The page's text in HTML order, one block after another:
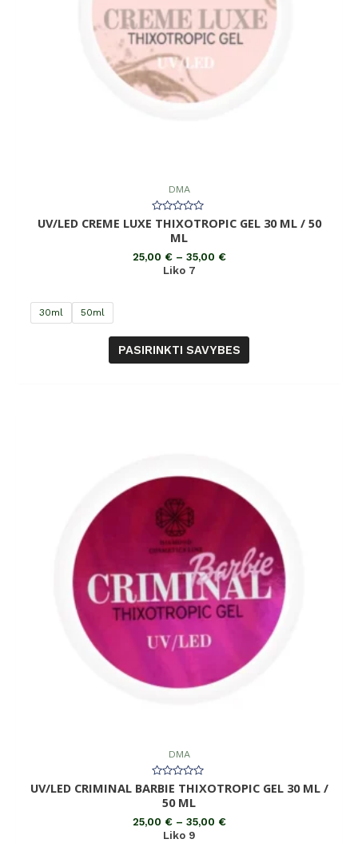
DMA
Įvertinimas:
0
UV/LED CREME LUXE THIXOTROPIC GEL 30 ML / 50
ML
25,00 €– 35,00 €
Liko 7
30ml 50ml
PASIRINKTI SAVYBES
DMA
Įvertinimas:
0
UV/LED CRIMINAL BARBIE THIXOTROPIC GEL 30 ML /
50 ML
25,00 €– 35,00 €
Liko 9